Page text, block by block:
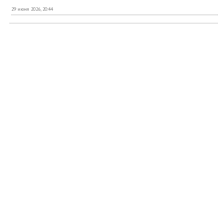
29 июня 2026, 20:44